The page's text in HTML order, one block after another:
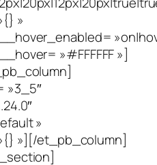
»
»#FFFFFF »]
»3_5″
»
»][/et_pb_column]